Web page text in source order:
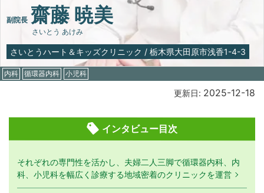
副院長 齋藤 暁美
さいとう あけみ
さいとうハート＆キッズクリニック / 栃木県大田原市浅香1-4-3
内科 循環器内科 小児科
更新日: 2025-12-18
インタビュー目次
それぞれの専門性を活かし、夫婦二人三脚で循環器内科、内
科、小児科を幅広く診療する地域密着のクリニックを運営